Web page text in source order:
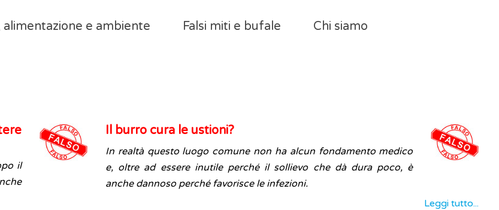
alimentazione e ambiente Falsi miti e bufale Chi siamo
il
Il burro cura le ustioni?
In realtà questo luogo comune non ha alcun fondamento medico
e, oltre ad essere inutile perché il sollievo che dà dura poco, è
anche dannoso perché favorisce le infezioni.
Leggi tutto...